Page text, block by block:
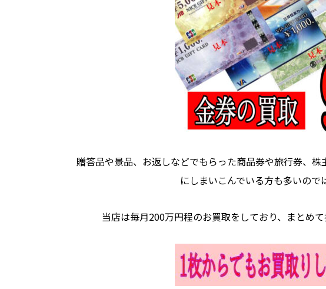
贈答品や景品、お返しなどでもらった商品券や旅行券、
にしまいこんでいる方も多いので
当店は毎月200万円程のお買取をしており、まとめ